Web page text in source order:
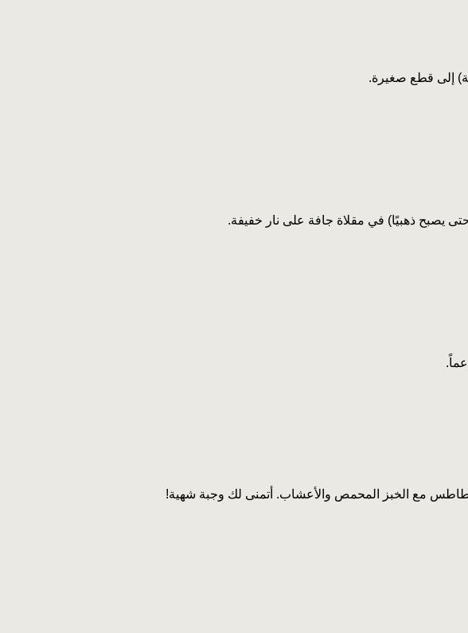
إلى قطع صغيرة.
يصبح ذهبيًا) في مقلاة جافة على نار خفيفة.
مع الخبز المحمص والأعشاب. أتمنى لك وجبة شهية!